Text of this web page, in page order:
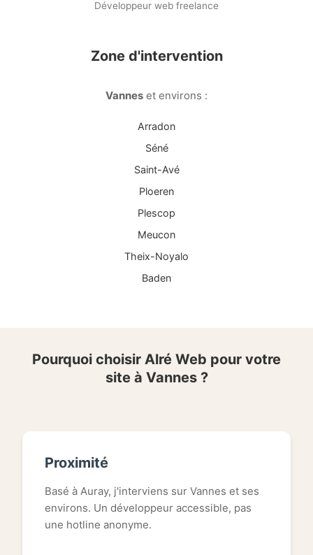
Développeur web freelance
Zone d'intervention
Vannes et environs :
Arradon
Séné
Saint-Avé
Ploeren
Plescop
Meucon
Theix-Noyalo
Baden
Pourquoi choisir Alré Web pour votre
site à Vannes ?
Proximité
Basé à Auray, j'interviens sur Vannes et ses
environs. Un développeur accessible, pas
une hotline anonyme.